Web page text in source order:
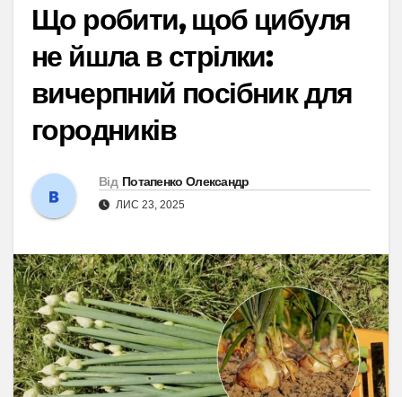
Що робити, щоб цибуля
не йшла в стрілки:
вичерпний посібник для
городників
Від Потапенко Олександр
ЛИС 23, 2025